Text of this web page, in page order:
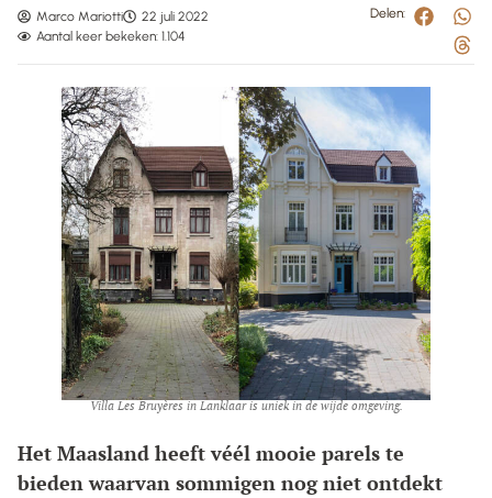
Marco Mariotti
22 juli 2022
Aantal keer bekeken: 1.104
Delen:
Villa Les Bruyères in Lanklaar is uniek in de wijde omgeving.
Het Maasland heeft véél mooie parels te
bieden waarvan sommigen nog niet ontdekt